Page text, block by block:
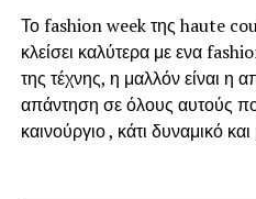
Το fashion week της haute
κλείσει καλύτερα με ενα
της τέχνης, η μαλλόν είναι η
απάντηση σε όλους αυτούς
καινούργιο , κάτι δυναμικό